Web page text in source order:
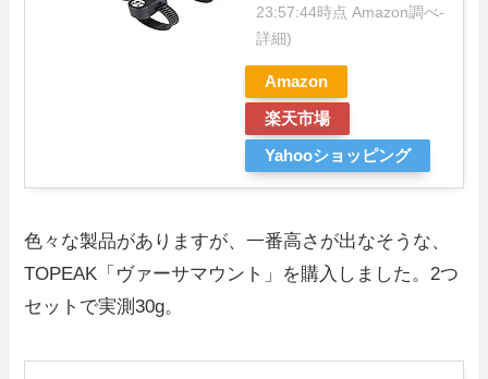
23:57:44時点 Amazon調べ-
詳細)
Amazon
楽天市場
Yahooショッピング
色々な製品がありますが、一番高さが出なそうな、
TOPEAK「ヴァーサマウント」を購入しました。2つ
セットで実測30g。